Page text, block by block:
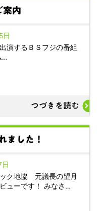
内
日
演するＢＳフジの番組
…
つづきを読む
ました！
ク地協 元議長の望月
ューです！ みなさ…